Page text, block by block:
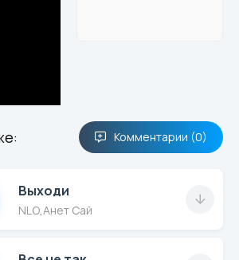
Комментарии (0)
Выходи
NLO Анет Сай